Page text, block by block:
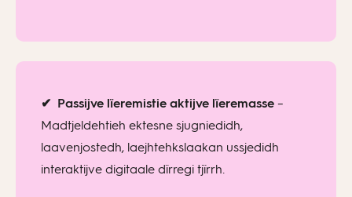
✔ Passijve lïeremistie aktijve lïeremasse –
Madtjeldehtieh ektesne sjugniedidh,
laavenjostedh, laejhtehkslaakan ussjedidh
interaktijve digitaale dïrregi tjïrrh.